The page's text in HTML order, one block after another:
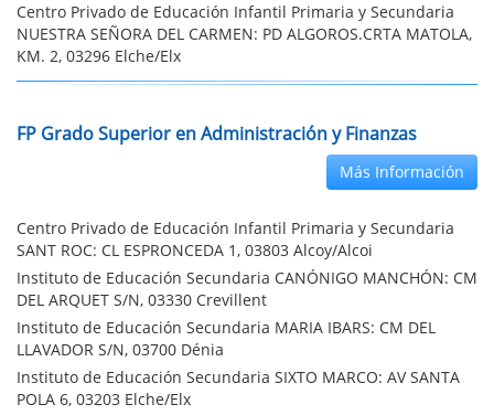
Centro Privado de Educación Infantil Primaria y Secundaria
NUESTRA SEÑORA DEL CARMEN: PD ALGOROS.CRTA MATOLA,
KM. 2, 03296 Elche/Elx
FP Grado Superior en Administración y Finanzas
Más Información
Centro Privado de Educación Infantil Primaria y Secundaria
SANT ROC: CL ESPRONCEDA 1, 03803 Alcoy/Alcoi
Instituto de Educación Secundaria CANÓNIGO MANCHÓN: CM
DEL ARQUET S/N, 03330 Crevillent
Instituto de Educación Secundaria MARIA IBARS: CM DEL
LLAVADOR S/N, 03700 Dénia
Instituto de Educación Secundaria SIXTO MARCO: AV SANTA
POLA 6, 03203 Elche/Elx